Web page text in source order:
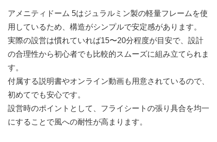
アメニティドーム 5はジュラルミン製の軽量フレームを使
用しているため、構造がシンプルで安定感があります。
実際の設営は慣れていれば15〜20分程度が目安で、設計
の合理性から初心者でも比較的スムーズに組み立てられま
す。
付属する説明書やオンライン動画も用意されているので、
初めてでも安心です。
設営時のポイントとして、フライシートの張り具合を均一
にすることで風への耐性が高まります。